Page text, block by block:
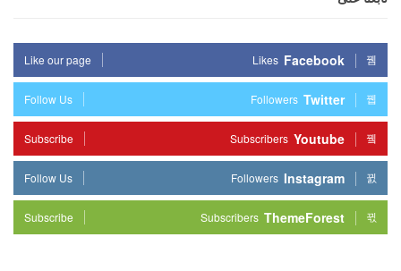
Facebook
Likes
Like our page
Twitter
Followers
Follow Us
Youtube
Subscribers
Subscribe
Instagram
Followers
Follow Us
ThemeForest
Subscribers
Subscribe